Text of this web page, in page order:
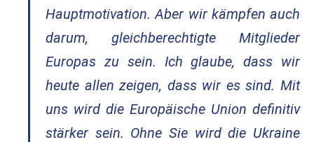
Hauptmotivation. Aber wir kämpfen auch
darum, gleichberechtigte Mitglieder
Europas zu sein. Ich glaube, dass wir
heute allen zeigen, dass wir es sind. Mit
uns wird die Europäische Union definitiv
stärker sein. Ohne Sie wird die Ukraine